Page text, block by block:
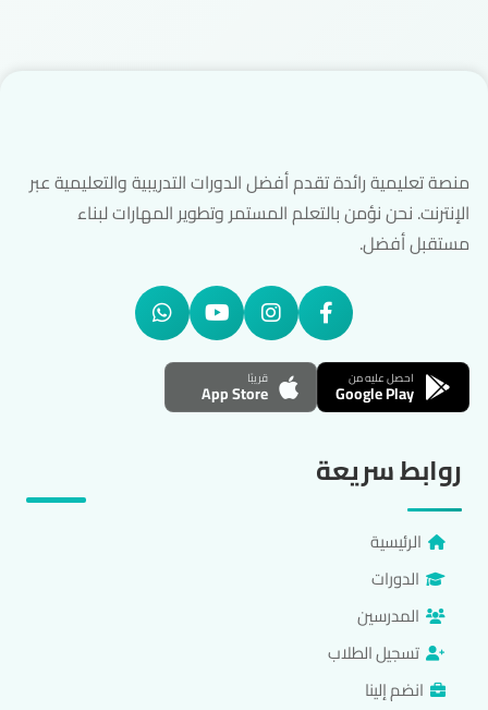
منصة تعليمية رائدة تقدم أفضل الدورات التدريبية والتعليمية عبر
الإنترنت. نحن نؤمن بالتعلم المستمر وتطوير المهارات لبناء
مستقبل أفضل.
احصل عليه من
Google Play
قريبًا
App Store
روابط سريعة
الرئيسية
الدورات
المدرسين
تسجيل الطلاب
انضم إلينا